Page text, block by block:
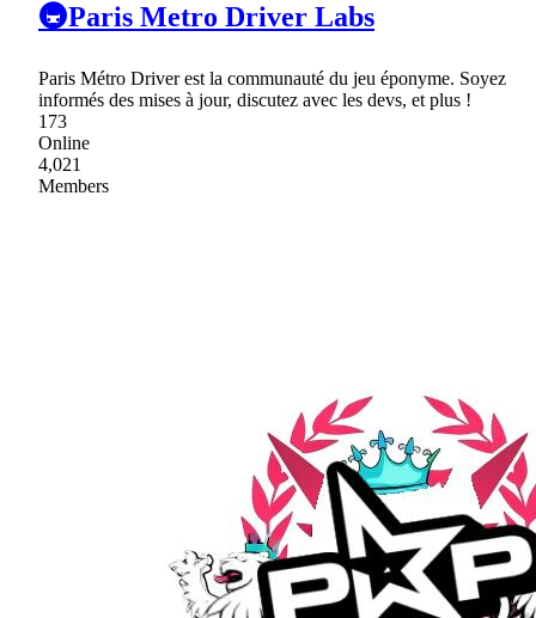
🚇Paris Metro Driver Labs
Paris Métro Driver est la communauté du jeu éponyme. Soyez
informés des mises à jour, discutez avec les devs, et plus !
173
Online
4,021
Members